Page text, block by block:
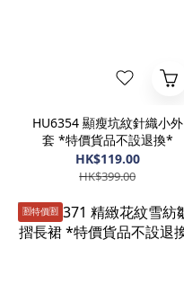
HU6354 顯瘦坑紋針織小外
套 *特價貨品不設退換*
HK$119.00
HK$399.00
🈹️特價🈹️